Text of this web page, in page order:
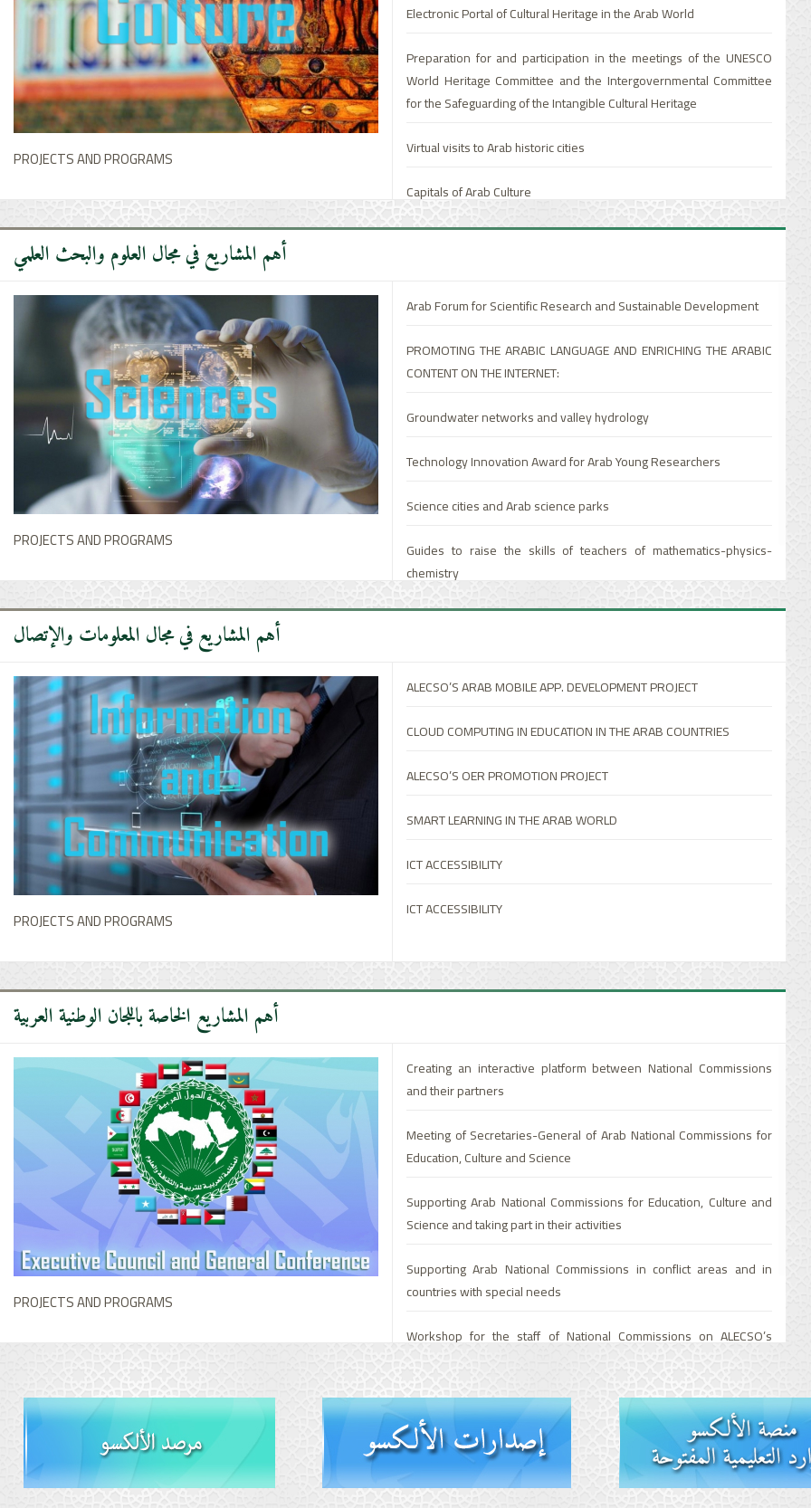
competency-based approach at the primary stage of education.
Developing Arabic-language curricula and teaching methods in the
first three grades of general education, establishing a standardized
Arabic language curriculum, and promoting book-reading in Arabic
Improving the quality of education and integrating pre-school
Arab Mathematical Olympiad
Technology and adult education
Arab Literacy Decade 2015-2024
البرنامج العربي للرعاية الشاملة لذوي اضطراب طيف التوحّد
التنمية المهنية لمربي رياض الأطفال ومعلمي المدارس الدامجة
PROJECTS AND PROGRAMS
Electronic Portal of Cultural Heritage in the Arab World
Preparation for and participation in the meetings of the UNESCO
World Heritage Committee and the Intergovernmental Committee
for the Safeguarding of the Intangible Cultural Heritage
Virtual visits to Arab historic cities
Capitals of Arab Culture
Preparation for and participation in the meetings of the UNESCO
Architectural and Urban Heritage Observatory in the Arab States
Electronic Portal of Cultural Heritage in the Arab World
The Arab Decade for Cultural Right
Celebrating Arab Cultural Symbols
ALECSO Honorary Lectures
Encyclopedia of Great Arab and Muslim Scholars and Writers
شبكة المهرجانات والتظاهرات الثقافية الشريكة للمنظمة العربية للتربية
أهم المشاريع في مجال العلوم والبحث العلمي
PROJECTS AND PROGRAMS
Arab Forum for Scientific Research and Sustainable Development
PROMOTING THE ARABIC LANGUAGE AND ENRICHING THE ARABIC
CONTENT ON THE INTERNET:
Groundwater networks and valley hydrology
Technology Innovation Award for Arab Young Researchers
Science cities and Arab science parks
Guides to raise the skills of teachers of mathematics-physics-
chemistry
أهم المشاريع في مجال المعلومات والإتصال
PROJECTS AND PROGRAMS
ALECSO’S ARAB MOBILE APP. DEVELOPMENT PROJECT
CLOUD COMPUTING IN EDUCATION IN THE ARAB COUNTRIES
ALECSO’S OER PROMOTION PROJECT
SMART LEARNING IN THE ARAB WORLD
ICT ACCESSIBILITY
ICT ACCESSIBILITY
أهم المشاريع الخاصة باللجان الوطنية العربية
PROJECTS AND PROGRAMS
Creating an interactive platform between National Commissions
and their partners
Meeting of Secretaries-General of Arab National Commissions for
Education, Culture and Science
Supporting Arab National Commissions for Education, Culture and
Science and taking part in their activities
Supporting Arab National Commissions in conflict areas and in
countries with special needs
Workshop for the staff of National Commissions on ALECSO’s
National Commissions